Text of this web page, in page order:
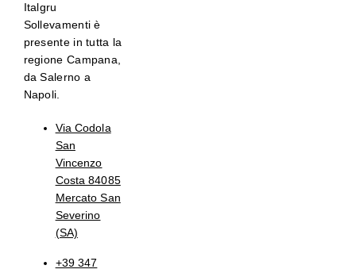
Italgru
Sollevamenti è
presente in tutta la
regione Campana,
da Salerno a
Napoli.
Via Codola
San
Vincenzo
Costa 84085
Mercato San
Severino
(SA)
+39 347